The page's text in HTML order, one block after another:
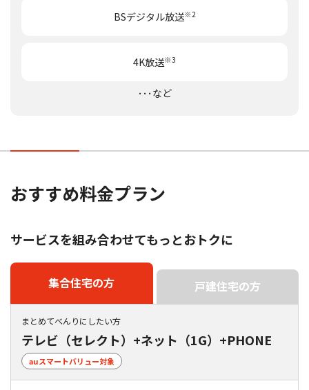
BSデジタル放送※2
4K放送※3
･･･など
おすすめ料金プラン
サービスを組み合わせてもっとおトクに
集合住宅の方 戸建住宅の方
まとめてべんりにしたい方
テレビ（セレクト）+ネット（1G）+PHONE
auスマートバリュー対象